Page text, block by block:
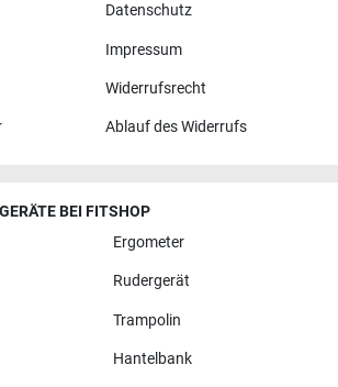
Datenschutz
Impressum
Widerrufsrecht
Ablauf des Widerrufs
BEI FITSHOP
Ergometer
Rudergerät
Trampolin
Hantelbank